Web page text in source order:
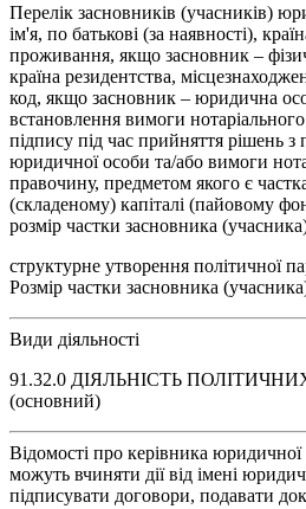
Перелік засновників (учасників)
ім'я, по батькові (за наявності),
проживання, якщо засновник –
країна резидентства,
код, якщо засновник – юридична
встановлення вимоги
підпису під час прийняття рішень з
юридичної особи та/або вимоги
правочину, предметом якого є
(складеному) капіталі (пайовому
розмір частки засновника
структурне утворення політичної
Розмір частки засновника
Види діяльності
91.32.0 ДІЯЛЬНІСТЬ
(основний)
Відомості про керівника
можуть вчиняти дії від імені
підписувати договори, подавати